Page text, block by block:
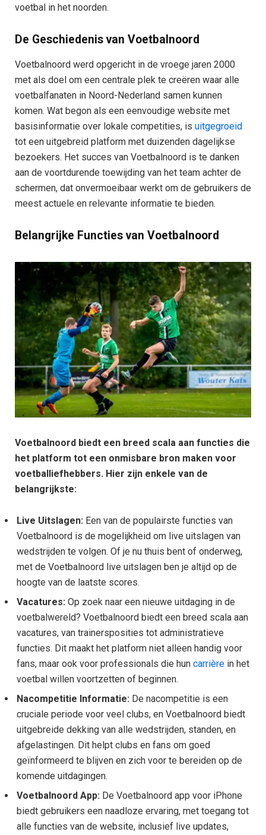
voetbal in het noorden.
De Geschiedenis van Voetbalnoord
Voetbalnoord werd opgericht in de vroege jaren 2000
met als doel om een centrale plek te creëren waar alle
voetbalfanaten in Noord-Nederland samen kunnen
komen. Wat begon als een eenvoudige website met
basisinformatie over lokale competities, is uitgegroeid
tot een uitgebreid platform met duizenden dagelijkse
bezoekers. Het succes van Voetbalnoord is te danken
aan de voortdurende toewijding van het team achter de
schermen, dat onvermoeibaar werkt om de gebruikers de
meest actuele en relevante informatie te bieden.
Belangrijke Functies van Voetbalnoord
Voetbalnoord biedt een breed scala aan functies die
het platform tot een onmisbare bron maken voor
voetballiefhebbers. Hier zijn enkele van de
belangrijkste:
Live Uitslagen: Een van de populairste functies van
Voetbalnoord is de mogelijkheid om live uitslagen van
wedstrijden te volgen. Of je nu thuis bent of onderweg,
met de Voetbalnoord live uitslagen ben je altijd op de
hoogte van de laatste scores.
Vacatures: Op zoek naar een nieuwe uitdaging in de
voetbalwereld? Voetbalnoord biedt een breed scala aan
vacatures, van trainersposities tot administratieve
functies. Dit maakt het platform niet alleen handig voor
fans, maar ook voor professionals die hun carrière in het
voetbal willen voortzetten of beginnen.
Nacompetitie Informatie: De nacompetitie is een
cruciale periode voor veel clubs, en Voetbalnoord biedt
uitgebreide dekking van alle wedstrijden, standen, en
afgelastingen. Dit helpt clubs en fans om goed
geïnformeerd te blijven en zich voor te bereiden op de
komende uitdagingen.
Voetbalnoord App: De Voetbalnoord app voor iPhone
biedt gebruikers een naadloze ervaring, met toegang tot
alle functies van de website, inclusief live updates,